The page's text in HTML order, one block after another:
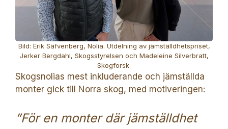
Bild: Erik Säfvenberg, Nolia. Utdelning av jämställdhetspriset,
Jerker Bergdahl, Skogsstyrelsen och Madeleine Silverbratt,
Skogforsk.
Skogsnolias mest inkluderande och jämställda
monter gick till Norra skog, med motiveringen:
”För en monter där jämställdhet